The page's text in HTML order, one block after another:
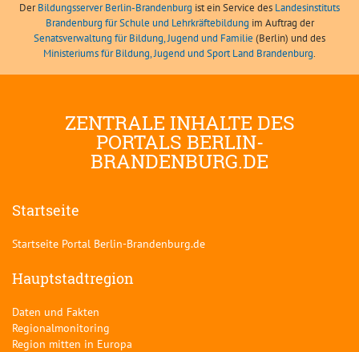
DerBildungsserver Berlin-Brandenburg ist ein Service des Landesinstituts
Brandenburg für Schule und Lehrkräftebildung im Auftrag der
Senatsverwaltung für Bildung, Jugend und Familie (Berlin) und des
Ministeriums für Bildung, Jugend und Sport Land Brandenburg.
ZENTRALE INHALTE DES
PORTALS BERLIN-
BRANDENBURG.DE
Startseite
Startseite Portal Berlin-Brandenburg.de
Hauptstadtregion
Daten und Fakten
Regionalmonitoring
Region mitten in Europa